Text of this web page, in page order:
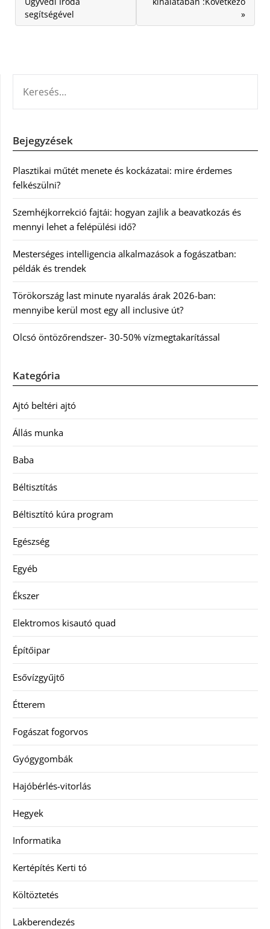
segítségével
»
Bejegyzések
Plasztikai műtét menete és kockázatai: mire érdemes
felkészülni?
Szemhéjkorrekció fajtái: hogyan zajlik a beavatkozás és
mennyi lehet a felépülési idő?
Mesterséges intelligencia alkalmazások a fogászatban:
példák és trendek
Törökország last minute nyaralás árak 2026-ban:
mennyibe kerül most egy all inclusive út?
Olcsó öntözőrendszer- 30-50% vízmegtakarítással
Kategória
Ajtó beltéri ajtó
Állás munka
Baba
Béltisztítás
Béltisztító kúra program
Egészség
Egyéb
Ékszer
Elektromos kisautó quad
Építőipar
Esővízgyűjtő
Étterem
Fogászat fogorvos
Gyógygombák
Hajóbérlés-vitorlás
Hegyek
Informatika
Kertépítés Kerti tó
Költöztetés
Lakberendezés